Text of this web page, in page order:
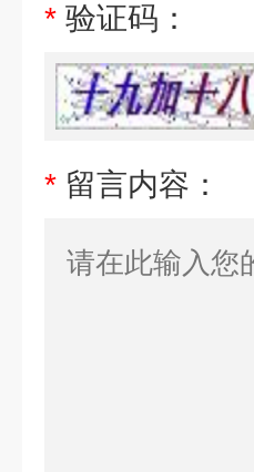
* 验证码：
* 留言内容：